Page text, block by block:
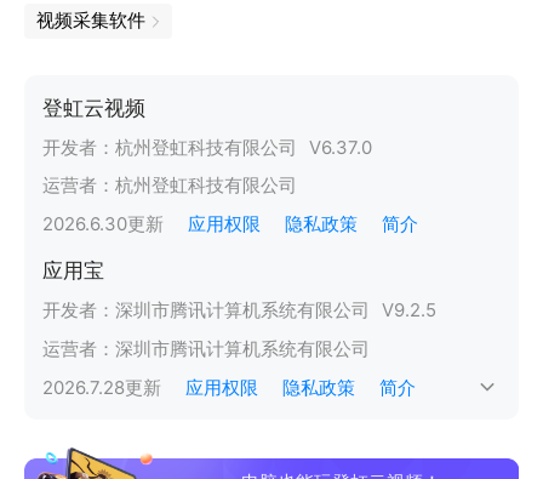
视频采集软件
登虹云视频
开发者： 杭州登虹科技有限公司 V6.37.0
运营者： 杭州登虹科技有限公司
2026.6.30更新 应用权限 隐私政策 简介
应用宝
开发者： 深圳市腾讯计算机系统有限公司 V9.2.5
运营者： 深圳市腾讯计算机系统有限公司
2026.7.28更新 应用权限 隐私政策 简介